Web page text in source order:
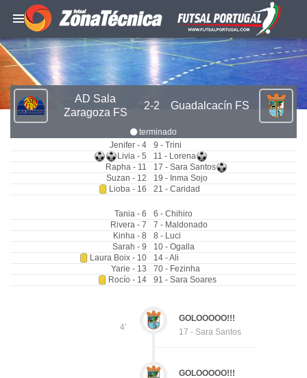
AD Sala
Zaragoza FS
2-2 Guadalcacín FS
terminado
Jenifer - 4
Livia - 5
Rapha - 11
Suzan - 12
Lioba - 16
9 - Trini
11 - Lorena
17 - Sara Santos
19 - Inma Sojo
21 - Caridad
Tania - 6
Rivera - 7
Kinha - 8
Sarah - 9
Laura Boix - 10
Yarie - 13
Rocío - 14
6 - Chihiro
7 - Maldonado
8 - Luci
10 - Ogalla
14 - Ali
70 - Fezinha
91 - Sara Soares
4'
GOLOOOOO!!!
17 - Sara Santos
GOLOOOOO!!!